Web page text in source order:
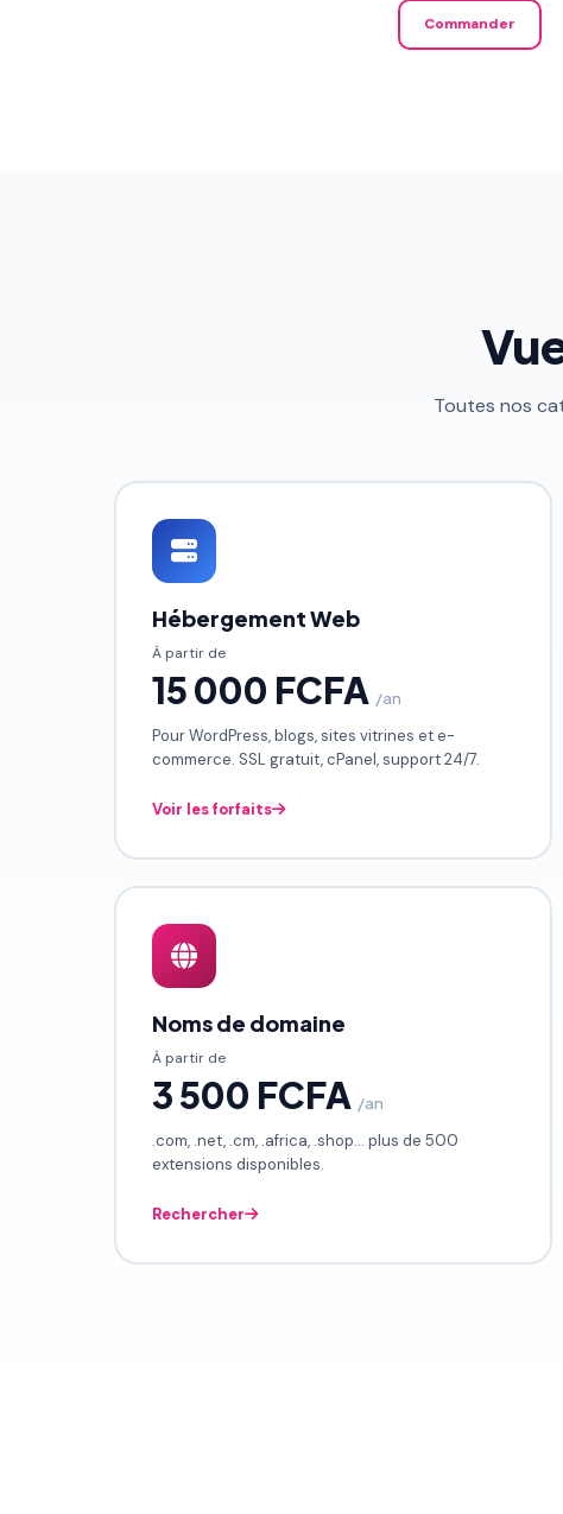
Commander
Toutes nos
Hébergement Web
À partir de
15 000 FCFA /an
Pour WordPress, blogs, sites vitrines et e-
commerce. SSL gratuit, cPanel, support 24/7.
Voir les forfaits
Noms de domaine
À partir de
3 500 FCFA /an
.com, .net, .cm, .africa, .shop... plus de 500
extensions disponibles.
Rechercher